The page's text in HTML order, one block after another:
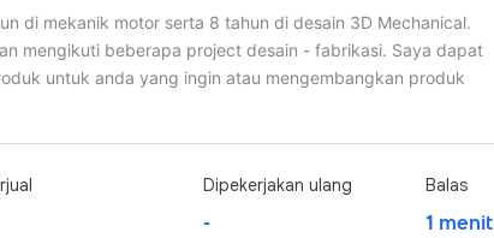
di mekanik motor serta 8 tahun di desain 3D Mechanical.
mengikuti beberapa project desain - fabrikasi. Saya dapat
untuk anda yang ingin atau mengembangkan produk
Dipekerjakan ulang
-
Balas
1 menit